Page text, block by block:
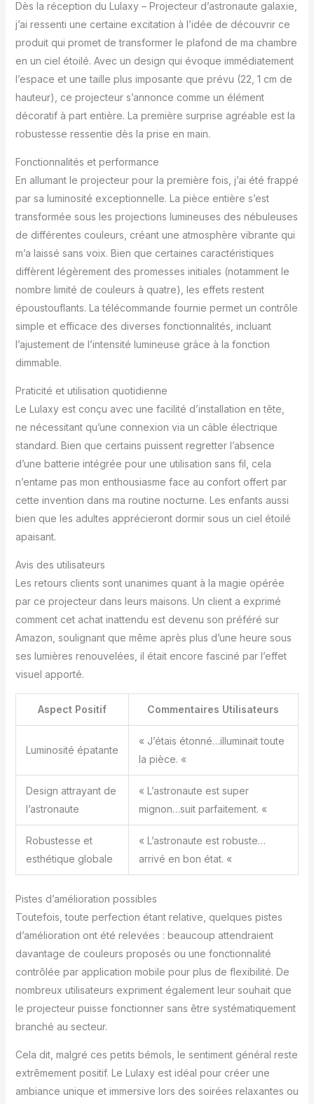
Dès la réception du Lulaxy – Projecteur d’astronaute galaxie,
j’ai ressenti une certaine excitation à l’idée de découvrir ce
produit qui promet de transformer le plafond de ma chambre
en un ciel étoilé. Avec un design qui évoque immédiatement
l’espace et une taille plus imposante que prévu (22, 1 cm de
hauteur), ce projecteur s’annonce comme un élément
décoratif à part entière. La première surprise agréable est la
robustesse ressentie dès la prise en main.
Fonctionnalités et performance
En allumant le projecteur pour la première fois, j’ai été frappé
par sa luminosité exceptionnelle. La pièce entière s’est
transformée sous les projections lumineuses des nébuleuses
de différentes couleurs, créant une atmosphère vibrante qui
m’a laissé sans voix. Bien que certaines caractéristiques
diffèrent légèrement des promesses initiales (notamment le
nombre limité de couleurs à quatre), les effets restent
époustouflants. La télécommande fournie permet un contrôle
simple et efficace des diverses fonctionnalités, incluant
l’ajustement de l’intensité lumineuse grâce à la fonction
dimmable.
Praticité et utilisation quotidienne
Le Lulaxy est conçu avec une facilité d’installation en tête,
ne nécessitant qu’une connexion via un câble électrique
standard. Bien que certains puissent regretter l’absence
d’une batterie intégrée pour une utilisation sans fil, cela
n’entame pas mon enthousiasme face au confort offert par
cette invention dans ma routine nocturne. Les enfants aussi
bien que les adultes apprécieront dormir sous un ciel étoilé
apaisant.
Avis des utilisateurs
Les retours clients sont unanimes quant à la magie opérée
par ce projecteur dans leurs maisons. Un client a exprimé
comment cet achat inattendu est devenu son préféré sur
Amazon, soulignant que même après plus d’une heure sous
ses lumières renouvelées, il était encore fasciné par l’effet
visuel apporté.
Aspect Positif Commentaires Utilisateurs
Luminosité épatante
« J’étais étonné…illuminait toute
la pièce. «
Design attrayant de
l’astronaute
« L’astronaute est super
mignon…suit parfaitement. «
Robustesse et
esthétique globale
« L’astronaute est robuste…
arrivé en bon état. «
Pistes d’amélioration possibles
Toutefois, toute perfection étant relative, quelques pistes
d’amélioration ont été relevées : beaucoup attendraient
davantage de couleurs proposés ou une fonctionnalité
contrôlée par application mobile pour plus de flexibilité. De
nombreux utilisateurs expriment également leur souhait que
le projecteur puisse fonctionner sans être systématiquement
branché au secteur.
Cela dit, malgré ces petits bémols, le sentiment général reste
extrêmement positif. Le Lulaxy est idéal pour créer une
ambiance unique et immersive lors des soirées relaxantes ou